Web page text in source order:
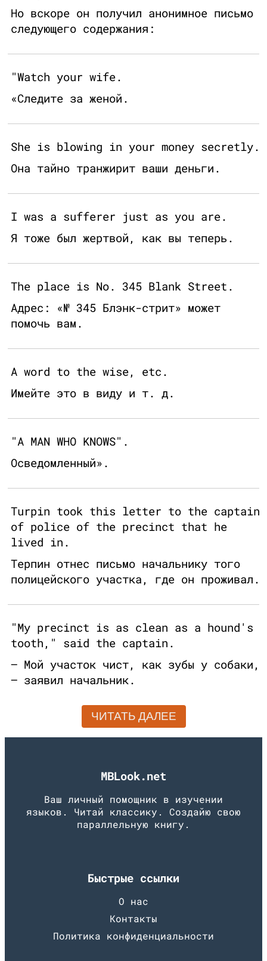
Но вскоре он получил анонимное письмо
следующего содержания:
"Watch your wife.
«Следите за женой.
She is blowing in your money secretly.
Она тайно транжирит ваши деньги.
I was a sufferer just as you are.
Я тоже был жертвой, как вы теперь.
The place is No. 345 Blank Street.
Адрес: «№ 345 Блэнк-стрит» может
помочь вам.
A word to the wise, etc.
Имейте это в виду и т. д.
"A MAN WHO KNOWS".
Осведомленный».
Turpin took this letter to the captain
of police of the precinct that he
lived in.
Терпин отнес письмо начальнику того
полицейского участка, где он проживал.
"My precinct is as clean as a hound's
tooth," said the captain.
— Мой участок чист, как зубы у собаки,
— заявил начальник.
ЧИТАТЬ ДАЛЕЕ
MBLook.net
Ваш личный помощник в изучении
языков. Читай классику. Создайю свою
параллельную книгу.
Быстрые ссылки
О нас
Контакты
Политика конфиденциальности